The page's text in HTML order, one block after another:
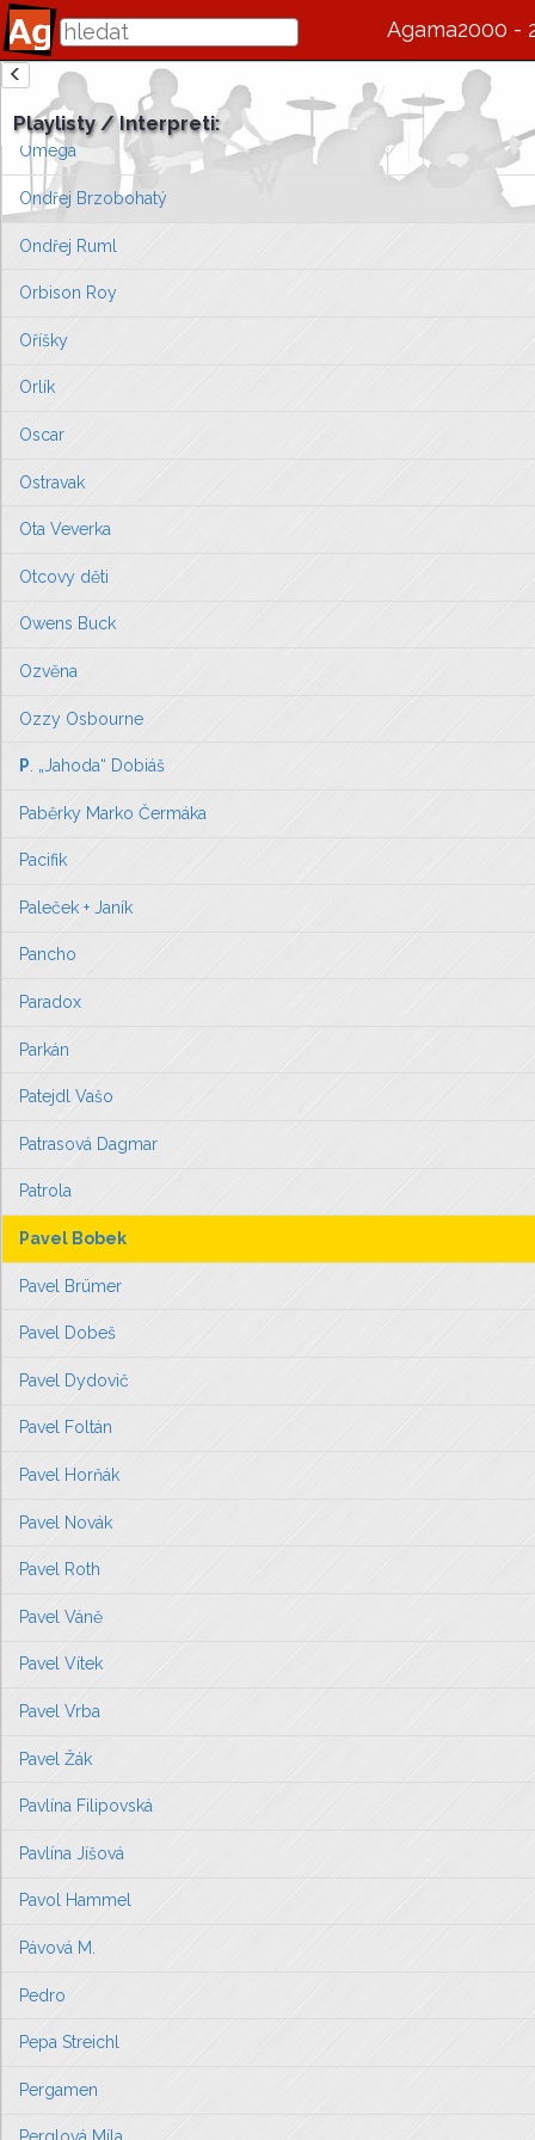
Agama2000 -
zde se bude v budoucnu zobrazovat informace o interpretovi /
Vlevo vyberte píseň, kterou chcete zobrazit
nebo můžete přejít na úvodní stránku ...
Playlisty / Interpreti:
Olmerová Eva
Olympic
OMD
Omega
Ondřej Brzobohatý
Ondřej Ruml
Orbison Roy
Oříšky
Orlík
Oscar
Ostravak
Ota Veverka
Otcovy děti
Owens Buck
Ozvěna
Ozzy Osbourne
P . „Jahoda“ Dobiáš
Paběrky Marko Čermáka
Pacifik
Paleček + Janík
Pancho
Paradox
Parkán
Patejdl Vašo
Patrasová Dagmar
Patrola
Pavel Bobek
Pavel Brümer
Pavel Dobeš
Pavel Dydovič
Pavel Foltán
Pavel Horňák
Pavel Novák
Pavel Roth
Pavel Váně
Pavel Vítek
Pavel Vrba
Pavel Žák
Pavlína Filipovská
Pavlína Jíšová
Pavol Hammel
Pávová M.
Pedro
Pepa Streichl
Pergamen